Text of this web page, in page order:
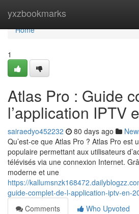
yxzbookmarks
Home
Home
1
Atlas Pro : Guide
l’application IPTV
sairaedyo452232 80 days ago
Qu’est-ce que Atlas Pro ? Atlas Pro est
populaire permettant aux utilisateurs
télévisés via une connexion Internet.
moderne et une
https://
guide-complet-de-l-application-iptv-en-
Comments
Who Upvoted